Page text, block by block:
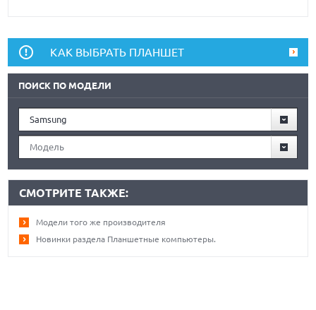
КАК ВЫБРАТЬ ПЛАНШЕТ
ПОИСК ПО МОДЕЛИ
Samsung
Модель
СМОТРИТЕ ТАКЖЕ:
Модели того же производителя
Новинки раздела Планшетные компьютеры.